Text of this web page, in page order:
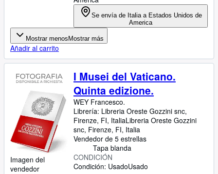
Se envía de Italia a Estados Unidos de
America
Mostrar menos Mostrar más
Añadir al carrito
Imagen del
vendedor
I Musei del Vaticano.
Quinta edizione.
WEY Francesco.
Librería: Libreria Oreste Gozzini snc,
Firenze, FI, ItaliaLibreria Oreste Gozzini
snc, Firenze, FI, Italia
Vendedor de 5 estrellas
Tapa blanda
CONDICIÓN
Condición: UsadoUsado